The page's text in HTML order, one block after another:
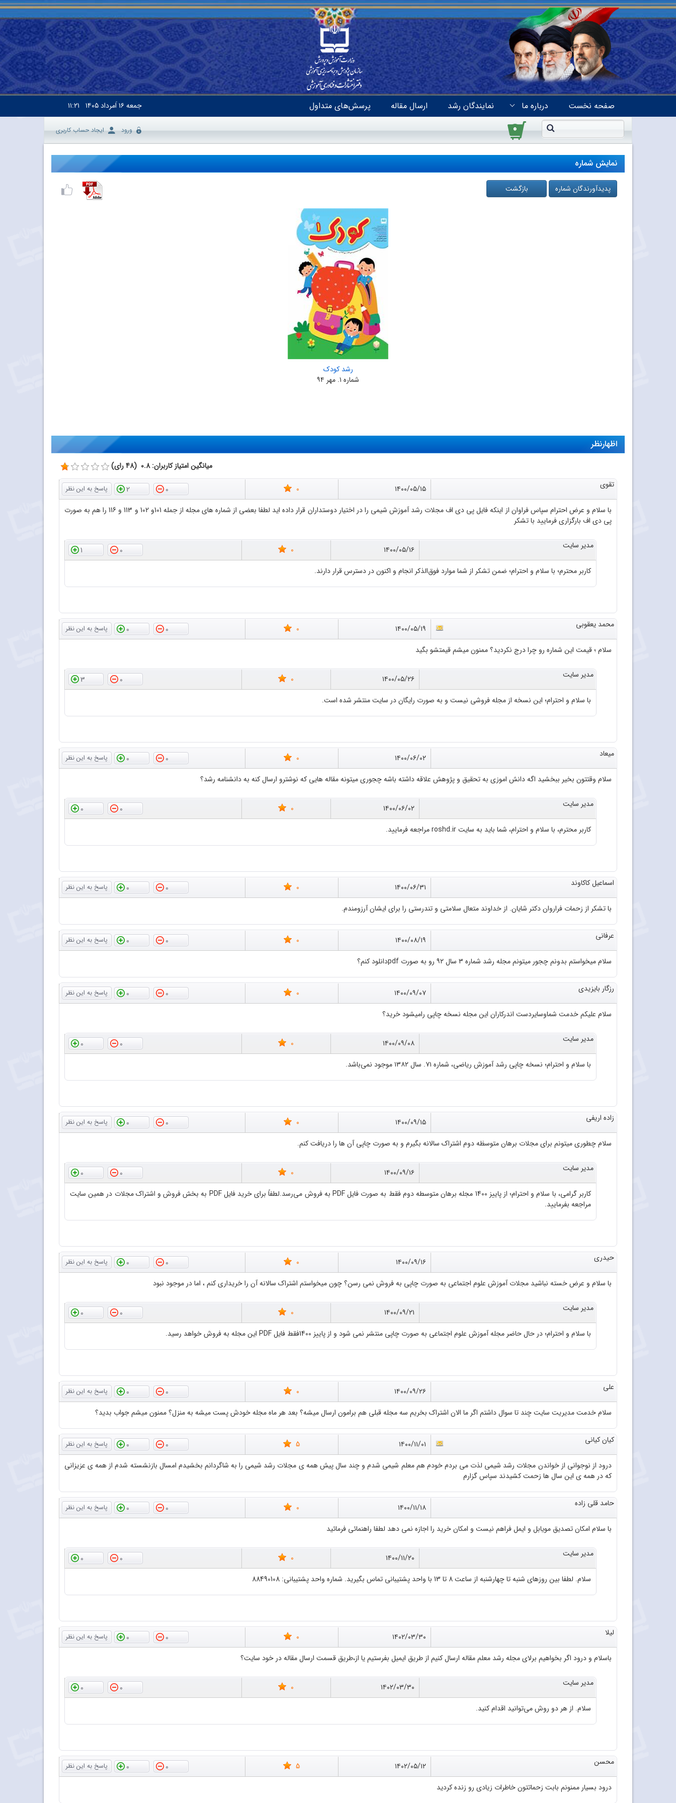
صفحه نخست درباره ما نمایندگان رشد ارسال مقاله پرسش‌های متداول جمعه۱۶ اَمرداد ۱۴۰۵ ۱۱:۲۱
۰ ورود ایجاد حساب کاربری
نمایش شماره
پدیدآورندگان شماره بازگشت
رشد کودک
شماره ۱. مهر ۹۴
اظهارنظر
میانگین امتیاز کاربران: 0.8 (48 رای)
تقوی
۱۴۰۰/۰۵/۱۵ 0
0
2
با سلام و عرض احترام سپاس فراوان از اینکه فایل پی دی اف مجلات رشد آموزش شیمی را در اختیار دوستداران قرار داده اید لطفا بعضی از شماره های مجله از جمله 101و 102 و 113 و 116 را هم به صورت
پی دی اف بارگزاری فرمایید با تشکر
مدیر سایت ۱۴۰۰/۰۵/۱۶ 0
0
1
کاربر محترم؛ با سلام و احترام؛ ضمن تشکر از شما موارد فوق‌الذکر انجام و اکنون در دسترس قرار دارند.
محمد یعقوبی ۱۴۰۰/۰۵/۱۹ 0
0
0
سلام ؛ قیمت این شماره رو چرا درج نکردید؟ ممنون میشم قیمتشو بگید
مدیر سایت ۱۴۰۰/۰۵/۲۶ 0
0
3
با سلام و احترام؛ این نسخه از مجله فروشی نیست و به صورت رایگان در سایت منتشر شده است.
میعاد ۱۴۰۰/۰۶/۰۲ 0
0
0
سلام وقتتون بخیر ببخشید اگه دانش اموزی به تحقیق و پژوهش علاقه داشته باشه چجوری میتونه مقاله هایی که نوشترو ارسال کنه به دانشنامه رشد؟
مدیر سایت ۱۴۰۰/۰۶/۰۲ 0
0
0
کاربر محترم، با سلام و احترام، شما باید به سایت roshd.ir مراجعه فرمایید.
اسماعیل کاکاوند ۱۴۰۰/۰۶/۳۱ 0
0
0
با تشکر از زحمات فراروان دکتر شایان. از خداوند متعال سلامتی و تندرستی را برای ایشان آرزومندم.
عرفانی ۱۴۰۰/۰۸/۱۹ 0
0
0
سلام میخواستم بدونم چجور میتونم مجله رشد شماره ۳ سال ۹۲ رو به صورت pdfدانلود کنم؟
رزگار بایزیدی ۱۴۰۰/۰۹/۰۷ 0
0
0
سلام علیکم خدمت شماوسایردست اندرکاران این مجله نسخه چاپی رامیشود خرید؟
مدیر سایت ۱۴۰۰/۰۹/۰۸ 0
0
0
با سلام و احترام؛ نسخه چاپی رشد آموزش ریاضی، شماره ۷۱. سال ۱۳۸۲ موجود نمی‌باشد.
زاده اریفی ۱۴۰۰/۰۹/۱۵ 0
0
0
سلام چطوری میتونم برای مجلات برهان متوسظه دوم اشتراک سالانه بگیرم و به صورت چاپی آن ها را دریافت کنم.
مدیر سایت ۱۴۰۰/۰۹/۱۶ 0
0
0
کاربر گرامی، با سلام و احترام؛ از پاییز 1400 مجله برهان متوسطه دوم فقط به صورت فایل PDF به فروش می‌رسد.لطفاً برای خرید فایل PDF به بخش فروش و اشتراک مجلات در همین سایت
مراجعه بفرمایید.
حیدری ۱۴۰۰/۰۹/۱۶ 0
0
0
با سلام و عرض خسته نباشید مجلات آموزش علوم اجتماعی به صورت چاپی به فروش نمی رسن؟ چون میخواستم اشتراک سالانه آن را خریداری کنم ، اما در موجود نبود
مدیر سایت ۱۴۰۰/۰۹/۲۱ 0
0
0
با سلام و احترام؛ در حال حاضر مجله آموزش علوم اجتماعی به صورت چاپی منتشر نمی شود و از پاییز 1400فقط فایل PDF این مجله به فروش خواهد رسید.
علی ۱۴۰۰/۰۹/۲۶ 0
0
0
سلام خدمت مدیریت سایت چند تا سوال داشتم اگر ما الان اشتراک بخریم سه مجله قبلی هم برامون ارسال میشه؟ بعد هر ماه مجله خودش پست میشه به منزل؟ ممنون میشم جواب بدید؟
کیان کیانی ۱۴۰۰/۱۱/۰۱ 5
0
0
درود از نوجوانی از خواندن مجلات رشد شیمی لذت می بردم خودم هم معلم شیمی شدم و چند سال پیش همه ی مجلات رشد شیمی را به شاگردانم بخشیدم امسال بازنشسته شدم از همه ی عزیزانی
که در همه ی این سال ها زحمت کشیدند سپاس گزارم
حامد قلی زاده ۱۴۰۰/۱۱/۱۸ 0
0
0
با سلام امکان تصدیق مویابل و ایمل فراهم نیست و امکان خرید را اجازه نمی دهد لطفا راهنمائی فرمائید
مدیر سایت ۱۴۰۰/۱۱/۲۰ 0
0
0
سلام. لطفا بین روزهای شنبه تا چهارشنبه از ساعت 8 تا 13 با واحد پشتیبانی تماس بگیرید. شماره واحد پشتیبانی: 88490108
لیلا ۱۴۰۲/۰۳/۳۰ 0
0
0
باسلام و درود اگر بخواهیم برلای مجله رشد معلم مقاله ارسال کنیم از طریق ایمیل بفرستیم یا از،طریق قسمت ارسال مقاله در خود سایت؟
مدیر سایت ۱۴۰۲/۰۳/۳۰ 0
0
0
سلام. از هر دو روش می‌توانید اقدام کنید.
محسن ۱۴۰۲/۰۵/۱۲ 5
0
0
درود بسیار ممنونم بابت زحماتتون خاطرات زیادی رو زنده کردید